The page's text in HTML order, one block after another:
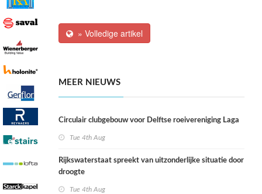
» Volledige artikel
MEER NIEUWS
Circulair clubgebouw voor Delftse roeivereniging Laga
Tue 4th Aug
Rijkswaterstaat spreekt van uitzonderlijke situatie door
droogte
Tue 4th Aug